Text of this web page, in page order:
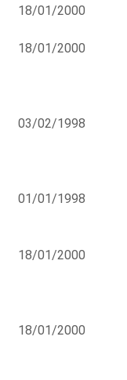
18/01/2000
18/01/2000
03/02/1998
01/01/1998
18/01/2000
18/01/2000